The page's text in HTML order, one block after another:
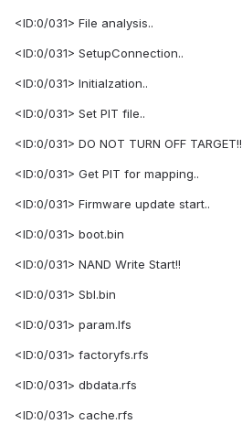
<ID:0/031> File analysis..
<ID:0/031> SetupConnection..
<ID:0/031> Initialzation..
<ID:0/031> Set PIT file..
<ID:0/031> DO NOT TURN OFF TARGET!!
<ID:0/031> Get PIT for mapping..
<ID:0/031> Firmware update start..
<ID:0/031> boot.bin
<ID:0/031> NAND Write Start!!
<ID:0/031> Sbl.bin
<ID:0/031> param.lfs
<ID:0/031> factoryfs.rfs
<ID:0/031> dbdata.rfs
<ID:0/031> cache.rfs